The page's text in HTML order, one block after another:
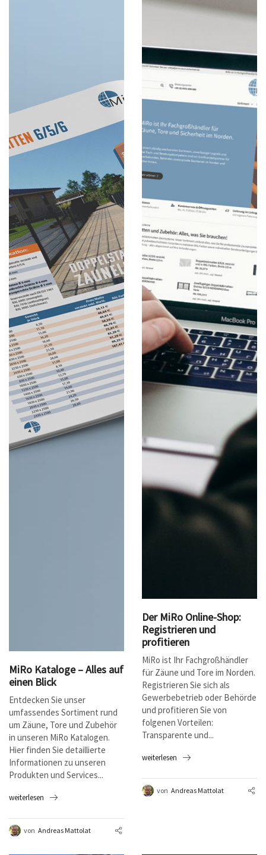
MiRo Kataloge – Alles auf
einen Blick
Entdecken Sie unser
umfassendes Sortiment rund
um Zäune, Tore und Zubehör
in unseren MiRo Katalogen.
Hier finden Sie detaillierte
Informationen zu unseren
Produkten und Services...
weiterlesen
von Andreas Mattolat
Der MiRo Online-Shop:
Registrieren und
profitieren
MiRo ist Ihr Fachgroßhändler
für Zäune und Tore im Norden.
Registrieren Sie sich als
Gewerbebetrieb oder Behörde
und profitieren Sie von
folgenen Vorteilen:
Transparente und...
weiterlesen
von Andreas Mattolat